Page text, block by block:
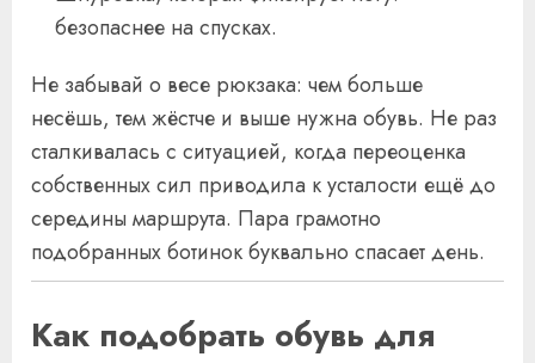
безопаснее на спусках.
Не забывай о весе рюкзака: чем больше
несёшь, тем жёстче и выше нужна обувь. Не раз
сталкивалась с ситуацией, когда переоценка
собственных сил приводила к усталости ещё до
середины маршрута. Пара грамотно
подобранных ботинок буквально спасает день.
Как подобрать обувь для